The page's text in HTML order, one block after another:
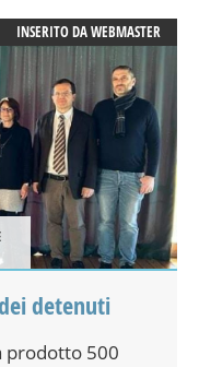
INSERITO DAWEBMASTER
detenuti
prodotto 500